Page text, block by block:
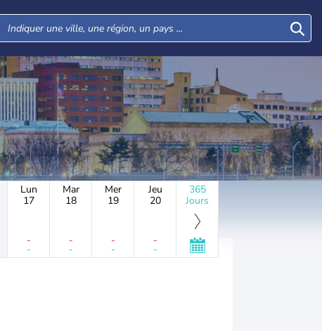
Lun
17
-
-
Mar
18
-
-
Mer
19
-
-
Jeu
20
-
-
365
Jours